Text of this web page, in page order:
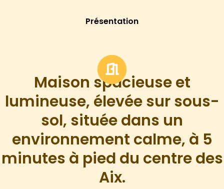
Présentation
Maison spacieuse et
lumineuse, élevée sur sous-
sol, située dans un
environnement calme, à 5
minutes à pied du centre des
Aix.